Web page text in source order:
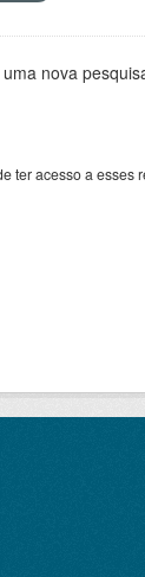
nova
ter acesso a esses